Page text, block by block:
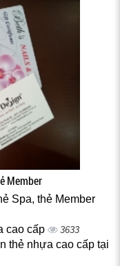
Member
Spa, thẻ Member
cao cấp 3633
thẻ nhựa cao cấp tại